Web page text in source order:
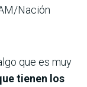
Nación
que es muy
tienen los